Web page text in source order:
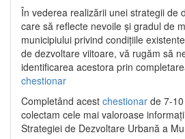
În vederea realizării unei strategii de
care să reflecte nevoile și gradul de
municipiului privind condițiile
de dezvoltare viitoare, vă rugăm să
identificarea acestora prin
chestionar
Completând acest chestionar de 7-
colectam cele mai valoroase
Strategiei de Dezvoltare Urbană a